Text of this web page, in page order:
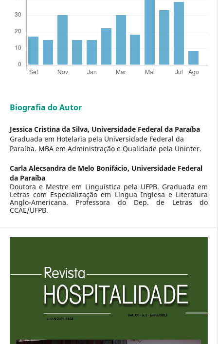
Biografia do Autor
Jessica Cristina da Silva, Universidade Federal da Paraíba
Graduada em Hotelaria pela Universidade Federal da
Paraíba. MBA em Administração e Qualidade pela Uninter.
Carla Alecsandra de Melo Bonifácio, Universidade Federal
da Paraíba
Doutora e Mestre em Linguística pela UFPB. Graduada em
Letras com Especialização em Língua Inglesa e Literatura
Anglo-Americana. Professora do Dep. de Letras do
CCAE/UFPB.